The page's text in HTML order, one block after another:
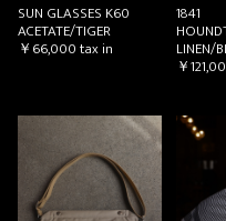
SUN GLASSES K60
ACETATE/TIGER
￥66,000tax in
1841
LINEN/
￥